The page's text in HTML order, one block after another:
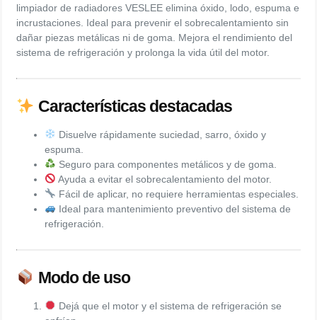
limpiador de radiadores VESLEE elimina óxido, lodo, espuma e
incrustaciones. Ideal para prevenir el sobrecalentamiento sin
dañar piezas metálicas ni de goma. Mejora el rendimiento del
sistema de refrigeración y prolonga la vida útil del motor.
Características destacadas
Disuelve rápidamente suciedad, sarro, óxido y
espuma.
Seguro para componentes metálicos y de goma.
Ayuda a evitar el sobrecalentamiento del motor.
Fácil de aplicar, no requiere herramientas especiales.
Ideal para mantenimiento preventivo del sistema de
refrigeración.
Modo de uso
Dejá que el motor y el sistema de refrigeración se